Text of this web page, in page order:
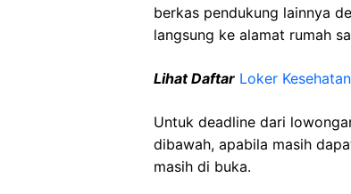
berkas pendukung lainnya
langsung ke alamat rumah
Lihat Daftar Loker
Untuk deadline dari
dibawah, apabila masih
masih di buka.